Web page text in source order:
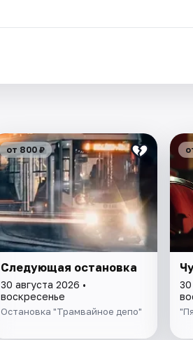
от 800 ₽
Следующая остановка
30 августа 2026 •
воскресенье
Остановка "Трамвайное депо"
30